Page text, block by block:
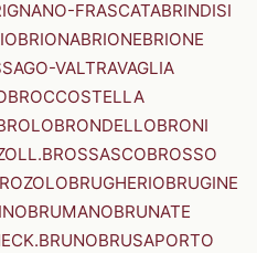
FRASCATABRINDISI
BRIONABRIONEBRIONE
VALTRAVAGLIA
BROCCOSTELLA
BRONDELLOBRONI
BROSSASCOBROSSO
BRUGHERIOBRUGINE
BRUMANOBRUNATE
BRUNOBRUSAPORTO